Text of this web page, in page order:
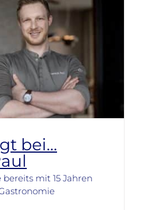
bei…
mit 15 Jahren